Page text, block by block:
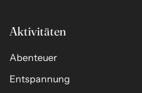
Aktivitäten
Abenteuer
Entspannung